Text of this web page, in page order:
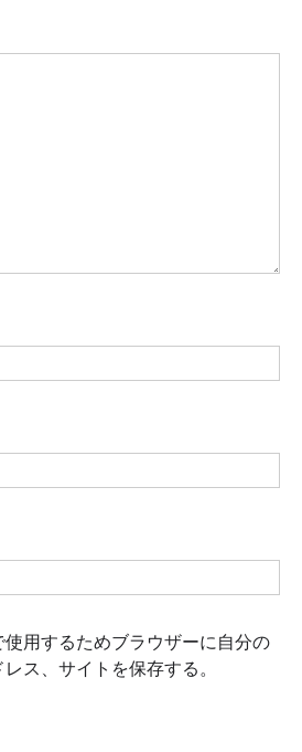
用するためブラウザーに自分の
ス、サイトを保存する。